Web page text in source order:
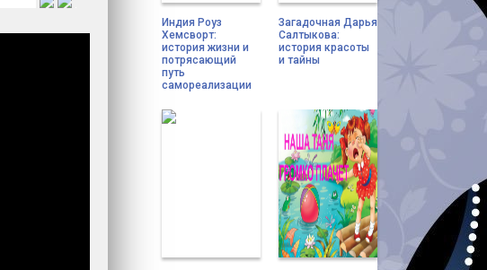
Индия Роуз
Хемсворт:
история жизни и
потрясающий
путь
самореализации
Загадочная Дарья
Салтыкова:
история красоты
и тайны